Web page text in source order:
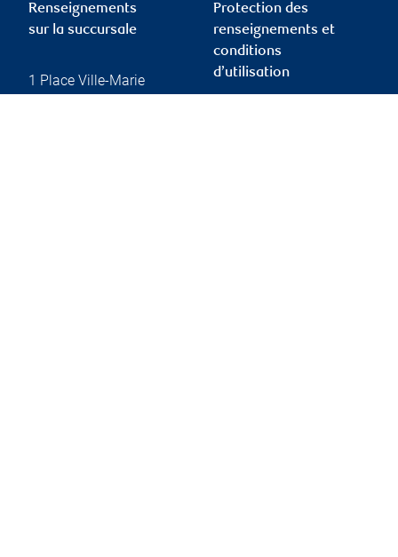
Renseignements
sur la succursale
1 Place Ville-Marie
Protection des
renseignements et
conditions
d’utilisation